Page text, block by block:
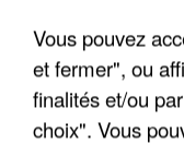
MAFIA
Vous pouvez
et fermer", ou
finalités et/ou
choix". Vous